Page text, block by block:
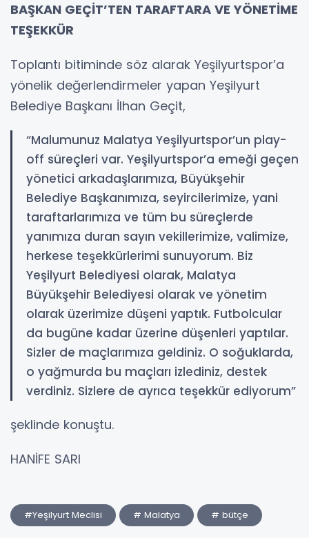
BAŞKAN GEÇİT’TEN TARAFTARA VE YÖNETİME
TEŞEKKÜR
Toplantı bitiminde söz alarak Yeşilyurtspor’a
yönelik değerlendirmeler yapan Yeşilyurt
Belediye Başkanı İlhan Geçit,
“Malumunuz Malatya Yeşilyurtspor’un play-
off süreçleri var. Yeşilyurtspor’a emeği geçen
yönetici arkadaşlarımıza, Büyükşehir
Belediye Başkanımıza, seyircilerimize, yani
taraftarlarımıza ve tüm bu süreçlerde
yanımıza duran sayın vekillerimize, valimize,
herkese teşekkürlerimi sunuyorum. Biz
Yeşilyurt Belediyesi olarak, Malatya
Büyükşehir Belediyesi olarak ve yönetim
olarak üzerimize düşeni yaptık. Futbolcular
da bugüne kadar üzerine düşenleri yaptılar.
Sizler de maçlarımıza geldiniz. O soğuklarda,
o yağmurda bu maçları izlediniz, destek
verdiniz. Sizlere de ayrıca teşekkür ediyorum”
şeklinde konuştu.
HANİFE SARI
#Yeşilyurt Meclisi # Malatya # bütçe